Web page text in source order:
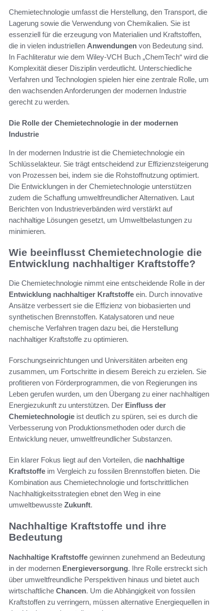
Chemietechnologie umfasst die Herstellung, den Transport, die
Lagerung sowie die Verwendung von Chemikalien. Sie ist
essenziell für die erzeugung von Materialien und Kraftstoffen,
die in vielen industriellen Anwendungen von Bedeutung sind.
In Fachliteratur wie dem Wiley-VCH Buch „ChemTech“ wird die
Komplexität dieser Disziplin verdeutlicht. Unterschiedliche
Verfahren und Technologien spielen hier eine zentrale Rolle, um
den wachsenden Anforderungen der modernen Industrie
gerecht zu werden.
Die Rolle der Chemietechnologie in der modernen
Industrie
In der modernen Industrie ist die Chemietechnologie ein
Schlüsselakteur. Sie trägt entscheidend zur Effizienzsteigerung
von Prozessen bei, indem sie die Rohstoffnutzung optimiert.
Die Entwicklungen in der Chemietechnologie unterstützen
zudem die Schaffung umweltfreundlicher Alternativen. Laut
Berichten von Industrieverbänden wird verstärkt auf
nachhaltige Lösungen gesetzt, um Umweltbelastungen zu
minimieren.
Wie beeinflusst Chemietechnologie die
Entwicklung nachhaltiger Kraftstoffe?
Die Chemietechnologie nimmt eine entscheidende Rolle in der
Entwicklung nachhaltiger Kraftstoffe ein. Durch innovative
Ansätze verbessert sie die Effizienz von biobasierten und
synthetischen Brennstoffen. Katalysatoren und neue
chemische Verfahren tragen dazu bei, die Herstellung
nachhaltiger Kraftstoffe zu optimieren.
Forschungseinrichtungen und Universitäten arbeiten eng
zusammen, um Fortschritte in diesem Bereich zu erzielen. Sie
profitieren von Förderprogrammen, die von Regierungen ins
Leben gerufen wurden, um den Übergang zu einer nachhaltigen
Energiezukunft zu unterstützen. Der Einfluss der
Chemietechnologie ist deutlich zu spüren, sei es durch die
Verbesserung von Produktionsmethoden oder durch die
Entwicklung neuer, umweltfreundlicher Substanzen.
Ein klarer Fokus liegt auf den Vorteilen, die nachhaltige
Kraftstoffe im Vergleich zu fossilen Brennstoffen bieten. Die
Kombination aus Chemietechnologie und fortschrittlichen
Nachhaltigkeitsstrategien ebnet den Weg in eine
umweltbewusste Zukunft.
Nachhaltige Kraftstoffe und ihre
Bedeutung
Nachhaltige Kraftstoffe gewinnen zunehmend an Bedeutung
in der modernen Energieversorgung. Ihre Rolle erstreckt sich
über umweltfreundliche Perspektiven hinaus und bietet auch
wirtschaftliche Chancen. Um die Abhängigkeit von fossilen
Kraftstoffen zu verringern, müssen alternative Energiequellen in